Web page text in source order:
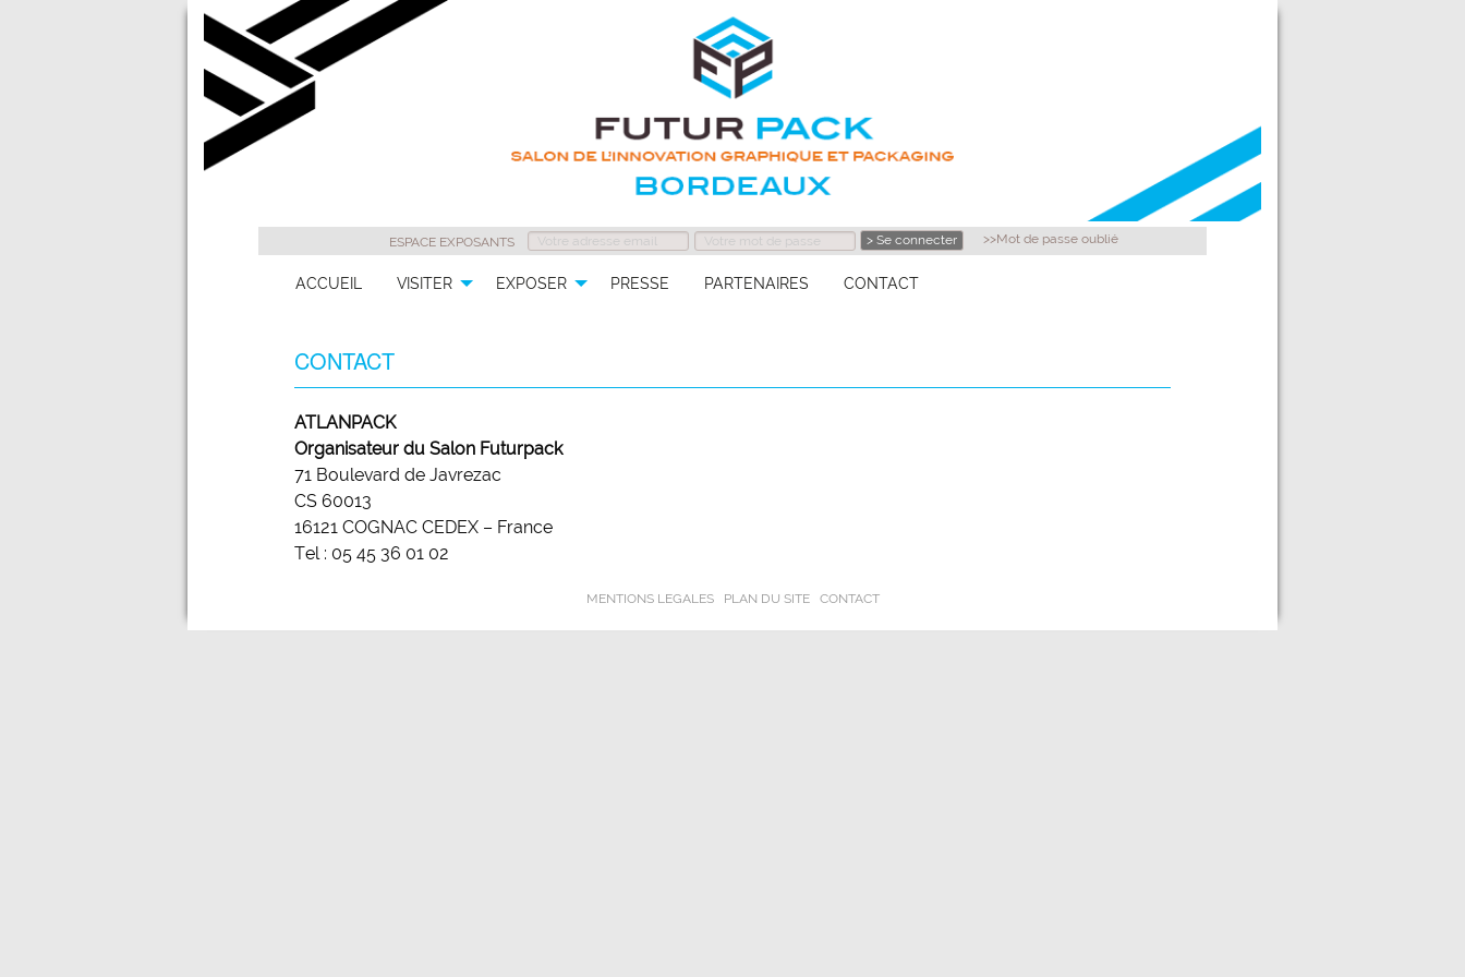
ESPACE EXPOSANTS >>Mot de passe oublié
ACCUEIL VISITER EXPOSER PRESSE PARTENAIRES CONTACT
CONTACT
ATLANPACK
Organisateur du Salon Futurpack
71 Boulevard de Javrezac
CS 60013
16121 COGNAC CEDEX – France
Tel : 05 45 36 01 02
MENTIONS LEGALES PLAN DU SITE CONTACT